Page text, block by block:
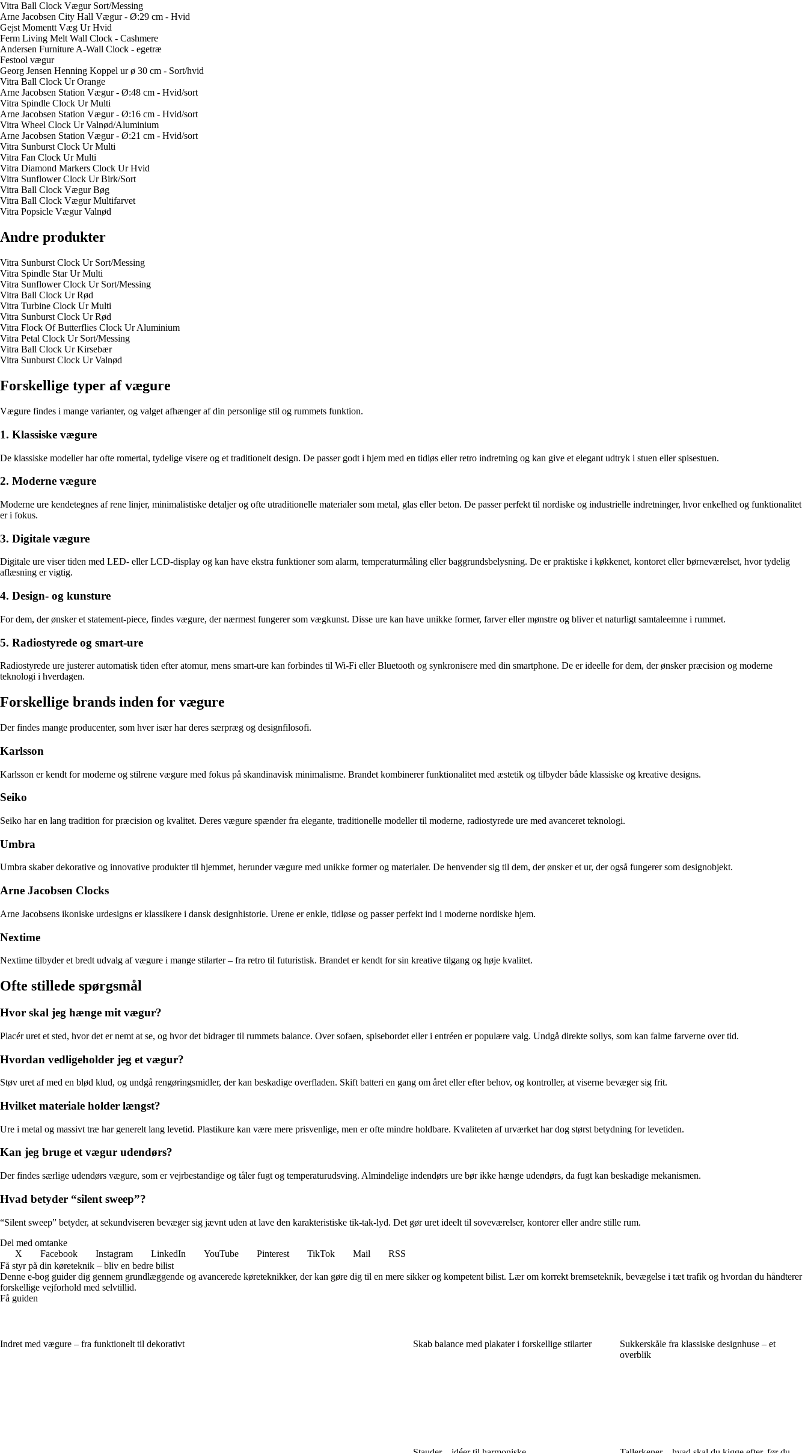
Vitra Ball Clock Vægur Sort/Messing
Arne Jacobsen City Hall Vægur - Ø:29 cm - Hvid
Gejst Momentt Væg Ur Hvid
Ferm Living Melt Wall Clock - Cashmere
Andersen Furniture A-Wall Clock - egetræ
Festool vægur
Georg Jensen Henning Koppel ur ø 30 cm - Sort/hvid
Vitra Ball Clock Ur Orange
Arne Jacobsen Station Vægur - Ø:48 cm - Hvid/sort
Vitra Spindle Clock Ur Multi
Arne Jacobsen Station Vægur - Ø:16 cm - Hvid/sort
Vitra Wheel Clock Ur Valnød/Aluminium
Arne Jacobsen Station Vægur - Ø:21 cm - Hvid/sort
Vitra Sunburst Clock Ur Multi
Vitra Fan Clock Ur Multi
Vitra Diamond Markers Clock Ur Hvid
Vitra Sunflower Clock Ur Birk/Sort
Vitra Ball Clock Vægur Bøg
Vitra Ball Clock Vægur Multifarvet
Vitra Popsicle Vægur Valnød
Andre produkter
Vitra Sunburst Clock Ur Sort/Messing
Vitra Spindle Star Ur Multi
Vitra Sunflower Clock Ur Sort/Messing
Vitra Ball Clock Ur Rød
Vitra Turbine Clock Ur Multi
Vitra Sunburst Clock Ur Rød
Vitra Flock Of Butterflies Clock Ur Aluminium
Vitra Petal Clock Ur Sort/Messing
Vitra Ball Clock Ur Kirsebær
Vitra Sunburst Clock Ur Valnød
Forskellige typer af vægure
Vægure findes i mange varianter, og valget afhænger af din personlige stil og rummets funktion.
1. Klassiske vægure
De klassiske modeller har ofte romertal, tydelige visere og et traditionelt design. De passer godt i hjem med en tidløs eller retro indretning og kan give et elegant udtryk i stuen eller spisestuen.
2. Moderne vægure
Moderne ure kendetegnes af rene linjer, minimalistiske detaljer og ofte utraditionelle materialer som metal, glas eller beton. De passer perfekt til nordiske og industrielle indretninger, hvor enkelhed og funktionalitet
er i fokus.
3. Digitale vægure
Digitale ure viser tiden med LED- eller LCD-display og kan have ekstra funktioner som alarm, temperaturmåling eller baggrundsbelysning. De er praktiske i køkkenet, kontoret eller børneværelset, hvor tydelig
aflæsning er vigtig.
4. Design- og kunsture
For dem, der ønsker et statement-piece, findes vægure, der nærmest fungerer som vægkunst. Disse ure kan have unikke former, farver eller mønstre og bliver et naturligt samtaleemne i rummet.
5. Radiostyrede og smart-ure
Radiostyrede ure justerer automatisk tiden efter atomur, mens smart-ure kan forbindes til Wi-Fi eller Bluetooth og synkronisere med din smartphone. De er ideelle for dem, der ønsker præcision og moderne
teknologi i hverdagen.
Forskellige brands inden for vægure
Der findes mange producenter, som hver især har deres særpræg og designfilosofi.
Karlsson
Karlsson er kendt for moderne og stilrene vægure med fokus på skandinavisk minimalisme. Brandet kombinerer funktionalitet med æstetik og tilbyder både klassiske og kreative designs.
Seiko
Seiko har en lang tradition for præcision og kvalitet. Deres vægure spænder fra elegante, traditionelle modeller til moderne, radiostyrede ure med avanceret teknologi.
Umbra
Umbra skaber dekorative og innovative produkter til hjemmet, herunder vægure med unikke former og materialer. De henvender sig til dem, der ønsker et ur, der også fungerer som designobjekt.
Arne Jacobsen Clocks
Arne Jacobsens ikoniske urdesigns er klassikere i dansk designhistorie. Urene er enkle, tidløse og passer perfekt ind i moderne nordiske hjem.
Nextime
Nextime tilbyder et bredt udvalg af vægure i mange stilarter – fra retro til futuristisk. Brandet er kendt for sin kreative tilgang og høje kvalitet.
Ofte stillede spørgsmål
Hvor skal jeg hænge mit vægur?
Placér uret et sted, hvor det er nemt at se, og hvor det bidrager til rummets balance. Over sofaen, spisebordet eller i entréen er populære valg. Undgå direkte sollys, som kan falme farverne over tid.
Hvordan vedligeholder jeg et vægur?
Støv uret af med en blød klud, og undgå rengøringsmidler, der kan beskadige overfladen. Skift batteri en gang om året eller efter behov, og kontroller, at viserne bevæger sig frit.
Hvilket materiale holder længst?
Ure i metal og massivt træ har generelt lang levetid. Plastikure kan være mere prisvenlige, men er ofte mindre holdbare. Kvaliteten af urværket har dog størst betydning for levetiden.
Kan jeg bruge et vægur udendørs?
Der findes særlige udendørs vægure, som er vejrbestandige og tåler fugt og temperaturudsving. Almindelige indendørs ure bør ikke hænge udendørs, da fugt kan beskadige mekanismen.
Hvad betyder “silent sweep”?
“Silent sweep” betyder, at sekundviseren bevæger sig jævnt uden at lave den karakteristiske tik-tak-lyd. Det gør uret ideelt til soveværelser, kontorer eller andre stille rum.
Del med omtanke
X
Facebook Instagram LinkedIn YouTube Pinterest TikTok Mail
RSS
Få styr på din køreteknik – bliv en bedre bilist
Denne e-bog guider dig gennem grundlæggende og avancerede køreteknikker, der kan gøre dig til en mere sikker og kompetent bilist. Lær om korrekt bremseteknik, bevægelse i tæt trafik og hvordan du håndterer
forskellige vejforhold med selvtillid.
Få guiden
Indret med vægure – fra funktionelt til dekorativt Skab balance med plakater i forskellige stilarter
Sukkerskåle fra klassiske designhuse – et
overblik